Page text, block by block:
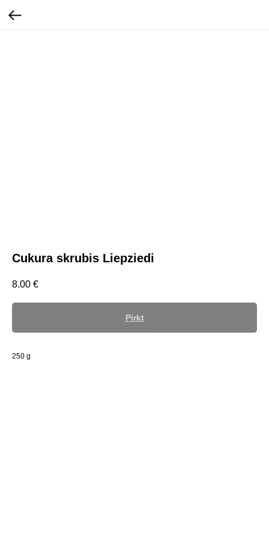
Cukura skrubis Liepziedi
8.00 €
Pirkt
250 g